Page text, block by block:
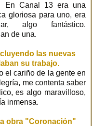
En Canal 13 era una
gloriosa para uno, era
algo fantástico.
de una.
las nuevas
su trabajo.
el cariño de la gente en
me contenta saber
es algo maravilloso,
inmensa.
obra "Coronación"